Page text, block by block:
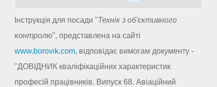
Інструкція для посади "Технік з об'єктивного
контролю", представлена на сайті
www.borovik.com, відповідає вимогам документу -
"ДОВІДНИК кваліфікаційних характеристик
професій працівників. Випуск 68. Авіаційний